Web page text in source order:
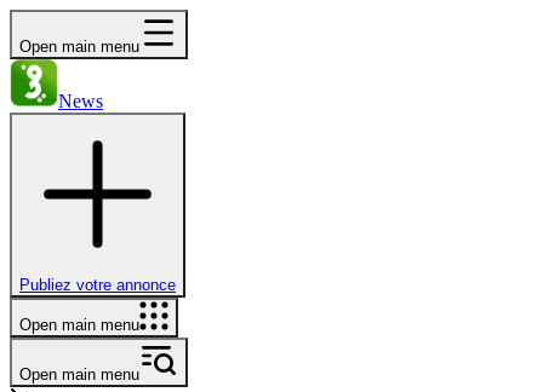
Open main menu
News
Publiez votre annonce
Open main menu
Open main menu